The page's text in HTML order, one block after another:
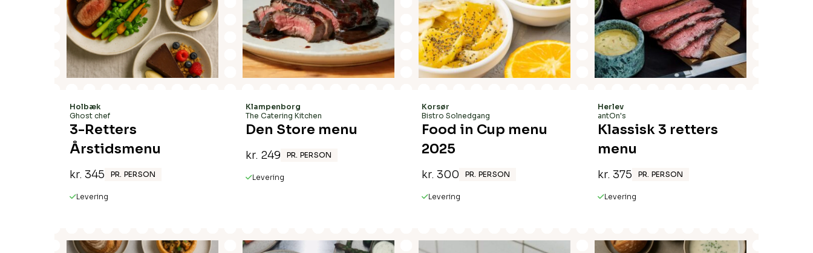
Holbæk
Ghost chef
3-Retters
Årstidsmenu
kr. 345 PR. PERSON
Levering
Klampenborg
The Catering Kitchen
Den Store menu
kr. 249 PR. PERSON
Levering
Korsør
Bistro Solnedgang
Food in Cup menu
2025
kr. 300 PR. PERSON
Levering
Herlev
antOn's
Klassisk 3 retters
menu
kr. 375 PR. PERSON
Levering
Tilbud!